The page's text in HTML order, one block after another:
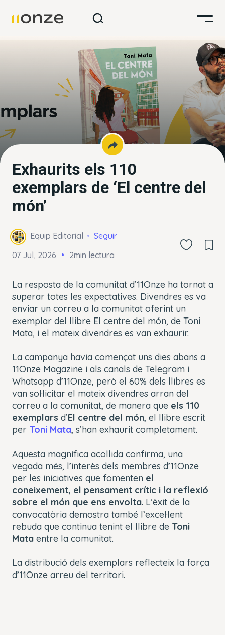
Exhaurits els 110
exemplars de ‘El centre del
món’
Equip Editorial
Seguir
07 Jul, 2026
2min lectura
La resposta de la comunitat d’11Onze ha tornat a
superar totes les expectatives. Divendres es va
enviar un correu a la comunitat oferint un
exemplar del llibre El centre del món, de Toni
Mata, i el mateix divendres es van exhaurir.
La campanya havia començat uns dies abans a
11Onze Magazine i als canals de Telegram i
Whatsapp d’11Onze, però el 60% dels llibres es
van sol·licitar el mateix divendres arran del
correu a la comunitat, de manera que els 110
exemplars d’El centre del món, el llibre escrit
per Toni Mata, s’han exhaurit completament.
Aquesta magnífica acollida confirma, una
vegada més, l’interès dels membres d’11Onze
per les iniciatives que fomenten el
coneixement, el pensament crític i la reflexió
sobre el món que ens envolta. L’èxit de la
convocatòria demostra també l’excel·lent
rebuda que continua tenint el llibre de Toni
Mata entre la comunitat.
La distribució dels exemplars reflecteix la força
d’11Onze arreu del territori.